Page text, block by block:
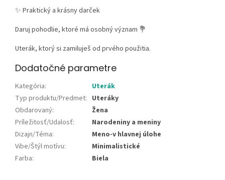
✨ Praktický a krásny darček
Daruj pohodlie, ktoré má osobný význam 💐
Uterák, ktorý si zamiluješ od prvého použitia.
Dodatočné parametre
Kategória:
Uterák
Typ produktu/Predmet: Uteráky
Obdarovaný:
Žena
Príležitosť/Udalosť:
Narodeniny a meniny
Dizajn/Téma:
Meno-v hlavnej úlohe
Vibe/Štýl motívu:
Minimalistické
Farba: Biela